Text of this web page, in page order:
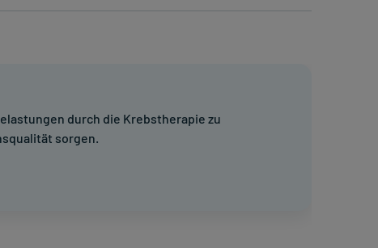
durch die Krebstherapie zu
sorgen.